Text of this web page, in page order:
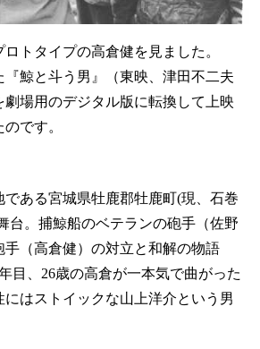
トタイプの高倉健を見ました。
『鯨と斗う男』（東映、津田不二夫
劇場用のデジタル版に転換して上映
です。
である宮城県牡鹿郡牡鹿町(現、石巻
台。捕鯨船のベテランの砲手（佐野
手（高倉健）の対立と和解の物語
目、26歳の高倉が一本気で曲がった
にはストイックな山上洋介という男